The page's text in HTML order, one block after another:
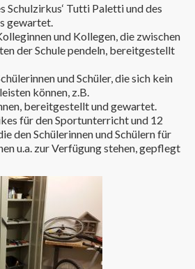
Schulzirkus‘ Tutti Paletti und des
gewartet.
und Kollegen, die zwischen
der Schule pendeln, bereitgestellt
und Schüler, die sich kein
können, z.B.
bereitgestellt und gewartet.
für den Sportunterricht und 12
den Schülerinnen und Schülern für
u.a. zur Verfügung stehen, gepflegt